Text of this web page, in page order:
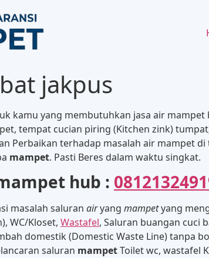
jakpus
kamu yang membutuhkan jasa air
tempat cucian piring (Kitchen zink)
Perbaikan terhadap masalah air mampet
mampet. Pasti Beres dalam waktu singkat.
hub :
masalah saluran airyang mampetyang
WC/Kloset, Wastafel, Saluran buangan cuci
domestik (Domestic Waste Line) tanpa
saluran mampetToilet wc, wastafel